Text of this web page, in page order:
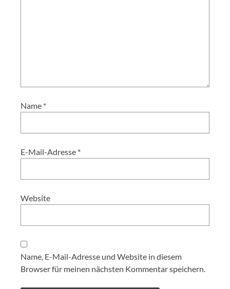
Name *
E-Mail-Adresse *
Website
Name, E-Mail-Adresse und Website in diesem
Browser für meinen nächsten Kommentar speichern.